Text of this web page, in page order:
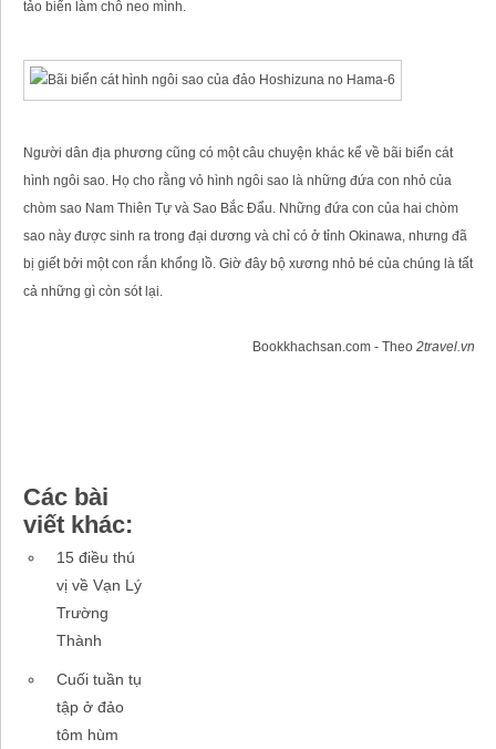
tảo biển làm chỗ neo mình.
Người dân địa phương cũng có một câu chuyện khác kể về bãi biển cát
hình ngôi sao. Họ cho rằng vỏ hình ngôi sao là những đứa con nhỏ của
chòm sao Nam Thiên Tự và Sao Bắc Đẩu. Những đứa con của hai chòm
sao này được sinh ra trong đại dương và chỉ có ở tỉnh Okinawa, nhưng đã
bị giết bởi một con rắn khổng lồ. Giờ đây bộ xương nhỏ bé của chúng là tất
cả những gì còn sót lại.
Bookkhachsan.com - Theo 2travel.vn
Các bài
viết khác:
15 điều thú
vị về Vạn Lý
Trường
Thành
Cuối tuần tụ
tập ở đảo
tôm hùm